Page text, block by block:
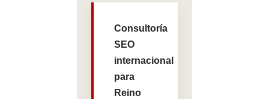
Consultoría
SEO
internacional
para
Reino